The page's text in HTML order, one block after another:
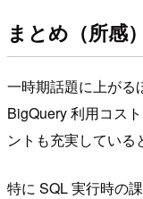
まとめ（所感）
一時期話題に上がる
BigQuery 利用コス
ントも充実している
特に SQL 実行時の